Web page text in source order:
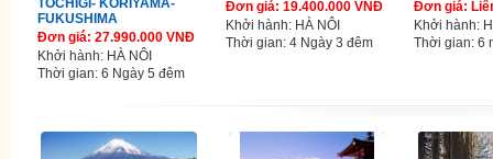
TOCHIGI- KORIYAMA-
FUKUSHIMA
Đơn giá: 27.990.000 VNĐ
Khởi hành: HÀ NÔI
Thời gian: 6 Ngày 5 đêm
Đơn giá: 19.400.000 VNĐ
Khởi hành: HÀ NÔI
Thời gian: 4 Ngày 3 đêm
Đơn giá:
Khởi hành:
Thời gian: 6